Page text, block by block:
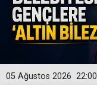
22:00
05 Ağustos 2026